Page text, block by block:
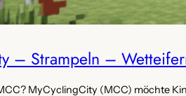
– Strampeln –
MyCyclingCity (MCC) möchte